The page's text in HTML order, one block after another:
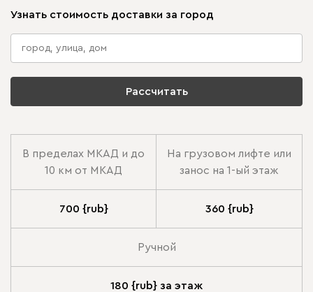
Узнать стоимость доставки за город
Рассчитать
В пределах МКАД и до
10 км от МКАД
На грузовом лифте или
занос на 1-ый этаж
700 {rub} 360 {rub}
Ручной
180 {rub} за этаж